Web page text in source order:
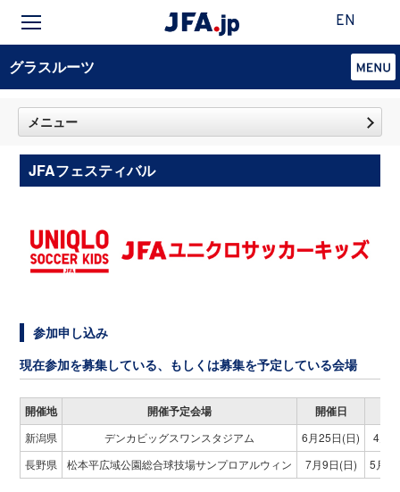
EN
グラスルーツ
メニュー
JFAフェスティバル
参加申し込み
現在参加を募集している、もしくは募集を予定している会場
開催地 開催予定会場 開催日
新潟県 デンカビッグスワンスタジアム 6月25日(日)
4月
長野県
松本平広域公園総合球技場サンプロアルウィン 7月9日(日) 5月